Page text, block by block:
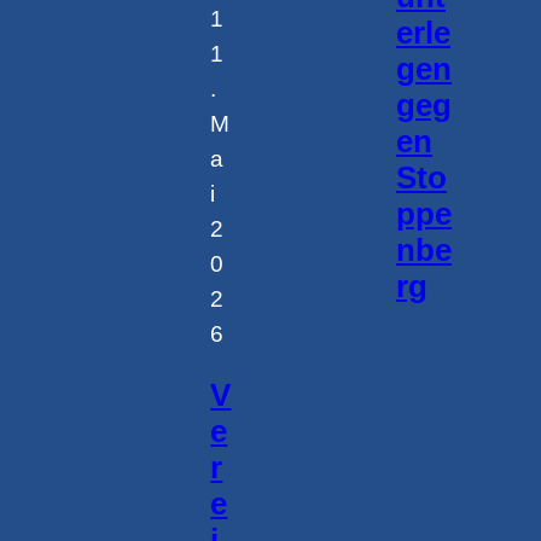
1
1
.
M
a
i
2
0
2
6
V
e
r
e
erle
gen
geg
en
Sto
ppe
nbe
rg